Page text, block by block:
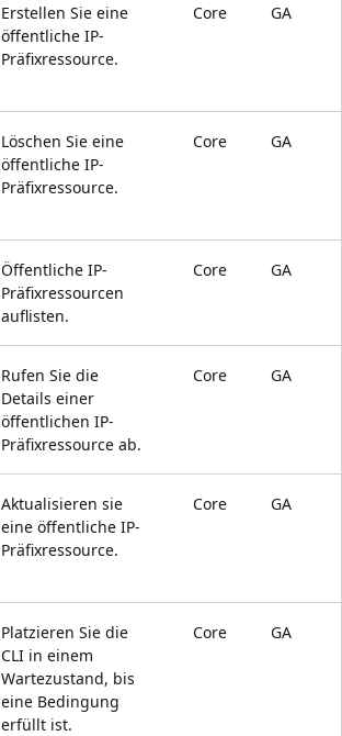
Erstellen Sie eine
öffentliche IP-
Präfixressource.
Core GA
Löschen Sie eine
öffentliche IP-
Präfixressource.
Core GA
Öffentliche IP-
Präfixressourcen
auflisten.
Core GA
Rufen Sie die
Details einer
öffentlichen IP-
Präfixressource ab.
Core GA
Aktualisieren sie
eine öffentliche IP-
Präfixressource.
Core GA
Platzieren Sie die
CLI in einem
Wartezustand, bis
eine Bedingung
erfüllt ist.
Core GA